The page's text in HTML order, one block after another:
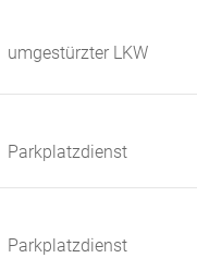
umgestürzter LKW
Parkplatzdienst
Parkplatzdienst